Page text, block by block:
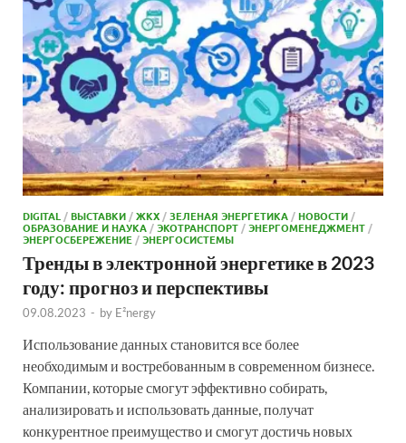
DIGITAL/ВЫСТАВКИ/ЖКХ/ЗЕЛЕНАЯ ЭНЕРГЕТИКА/НОВОСТИ/
ОБРАЗОВАНИЕ И НАУКА/ЭКОТРАНСПОРТ/ЭНЕРГОМЕНЕДЖМЕНТ/
ЭНЕРГОСБЕРЕЖЕНИЕ/ЭНЕРГОСИСТЕМЫ
Тренды в электронной энергетике в 2023
году: прогноз и перспективы
09.08.2023 - by E²nergy
Использование данных становится все более
необходимым и востребованным в современном бизнесе.
Компании, которые смогут эффективно собирать,
анализировать и использовать данные, получат
конкурентное преимущество и смогут достичь новых